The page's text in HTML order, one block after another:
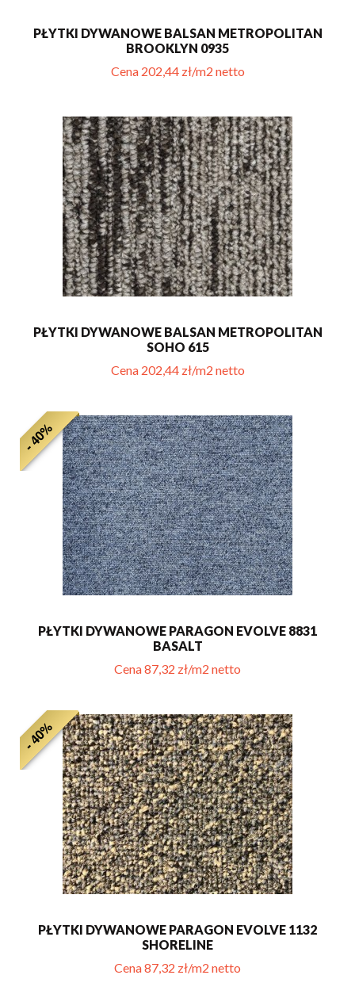
PŁYTKI DYWANOWE BALSAN METROPOLITAN
BROOKLYN 0935
Cena 202,44 zł/m2 netto
PŁYTKI DYWANOWE BALSAN METROPOLITAN
SOHO 615
Cena 202,44 zł/m2 netto
- 40%
PŁYTKI DYWANOWE PARAGON EVOLVE 8831
BASALT
Cena 87,32 zł/m2 netto
- 40%
PŁYTKI DYWANOWE PARAGON EVOLVE 1132
SHORELINE
Cena 87,32 zł/m2 netto